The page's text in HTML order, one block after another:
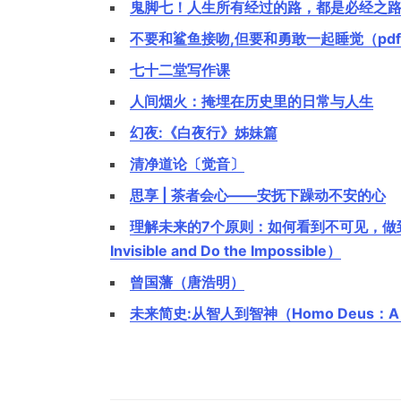
鬼脚七！人生所有经过的路，都是必经之
不要和鲨鱼接吻,但要和勇敢一起睡觉（
七十二堂写作课
人间烟火：掩埋在历史里的日常与人生
幻夜:《白夜行》姊妹篇
清净道论〔觉音〕
思享 | 茶者会心——安抚下躁动不安的心
理解未来的7个原则：如何看到不可见，
Invisible and Do the Impossible）
曾国藩（唐浩明）
未来简史:从智人到智神（Homo Deus